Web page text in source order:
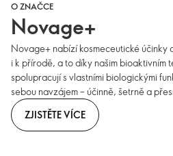
O ZNAČCE
Novage+
Novage+ nabízí kosmeceutické účinky
i k přírodě, a to díky našim bioaktivním
spolupracují s vlastními biologickými
sebou navzájem – účinně, šetrně a
ZJISTĚTE VÍCE